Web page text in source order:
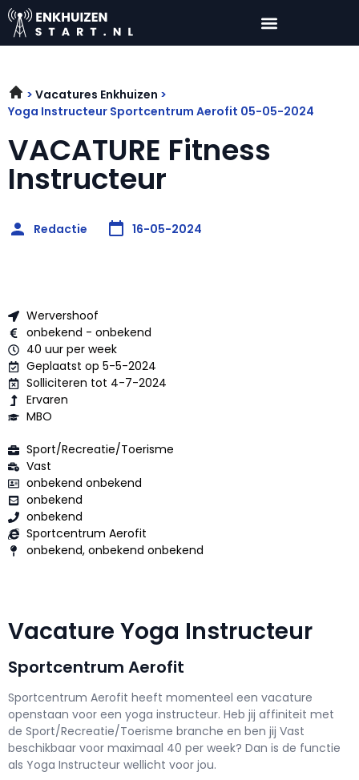
Vacatures Enkhuizen
Yoga Instructeur Sportcentrum Aerofit 05-05-2024
VACATURE Fitness
Instructeur
Redactie 16-05-2024
Wervershoof
onbekend - onbekend
40 uur per week
Geplaatst op 5-5-2024
Solliciteren tot 4-7-2024
Ervaren
MBO
Sport/Recreatie/Toerisme
Vast
onbekend onbekend
onbekend
onbekend
Sportcentrum Aerofit
onbekend, onbekend onbekend
Vacature Yoga Instructeur
Sportcentrum Aerofit
Sportcentrum Aerofit heeft momenteel een vacature
openstaan voor een yoga instructeur. Heb jij affiniteit met
de Sport/Recreatie/Toerisme branche en ben jij Vast
beschikbaar voor maximaal 40 per week? Dan is de functie
als Yoga Instructeur wellicht voor jou.